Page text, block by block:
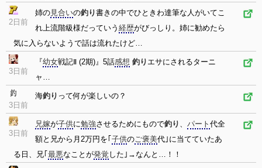
2日前
姉の見合いの釣り書きの中でひときわ達筆な人がいてこ
れ上流階級様だっていう 経歴がびっしり。姉に勧めたら
気に入らないようで話は流れたけど…
3日前
『幼女戦記Ⅱ (2期)』5話感想 釣り エサにされるターニ
ャ…
3日前
海釣り って何が楽しいの？
3日前
兄嫁が子供に勉強させるためにもので釣り 、 パート 代全
額と兄から月2万円を｢ 子供のご褒美代｣に当てていたあ
る日、兄｢ 最悪なことが発覚 した｣→なんと…！！